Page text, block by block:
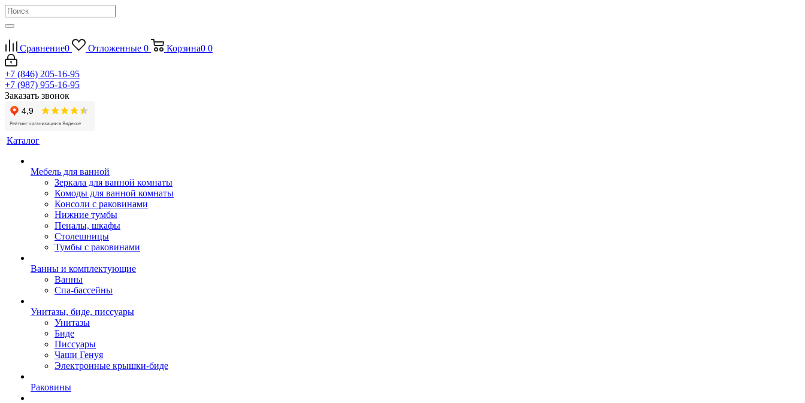
Сравнение0 Отложенные 0 Корзина0 0
+7 (846) 205-16-95
+7 (987) 955-16-95
Заказать звонок
Каталог
Мебель для ванной
Зеркала для ванной комнаты
Комоды для ванной комнаты
Консоли с раковинами
Нижние тумбы
Пеналы, шкафы
Столешницы
Тумбы с раковинами
Ванны и комплектующие
Ванны
Спа-бассейны
Унитазы, биде, писсуары
Унитазы
Биде
Писсуары
Чаши Генуя
Электронные крышки-биде
Раковины